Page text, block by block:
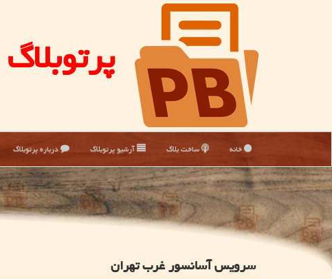
پرتوبلاگ
خانه ساخت بلاگ آرشیو پرتوبلاگ درباره پرتوبلاگ
سرویس آسانسور غرب تهران